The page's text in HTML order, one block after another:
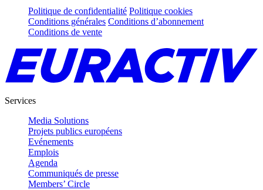
Politique de confidentialité Politique cookies
Conditions générales Conditions d’abonnement
Conditions de vente
Services
Media Solutions
Projets publics européens
Evénements
Emplois
Agenda
Communiqués de presse
Members’ Circle